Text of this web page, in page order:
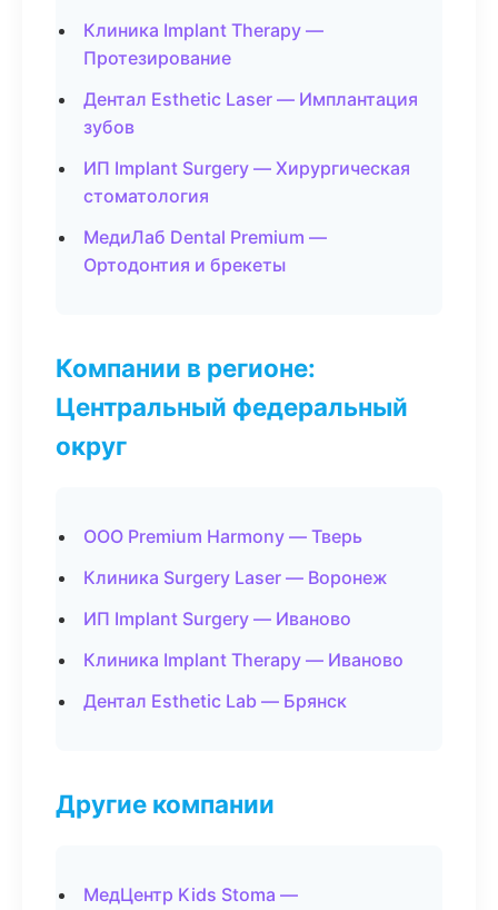
Клиника Implant Therapy —
Протезирование
Дентал Esthetic Laser — Имплантация
зубов
ИП Implant Surgery — Хирургическая
стоматология
МедиЛаб Dental Premium —
Ортодонтия и брекеты
Компании в регионе:
Центральный федеральный
округ
ООО Premium Harmony — Тверь
Клиника Surgery Laser — Воронеж
ИП Implant Surgery — Иваново
Клиника Implant Therapy — Иваново
Дентал Esthetic Lab — Брянск
Другие компании
МедЦентр Kids Stoma —